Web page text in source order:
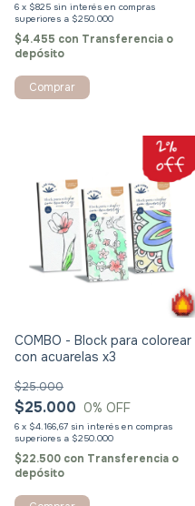
6 x $825 sin interés
$4.455 con Transferencia o
depósito
COMBO - Block para colorear
con acuarelas x3
$25.000
$25.000
0% OFF
6 x $4.166,67 sin interés
$22.500 con Transferencia o
depósito